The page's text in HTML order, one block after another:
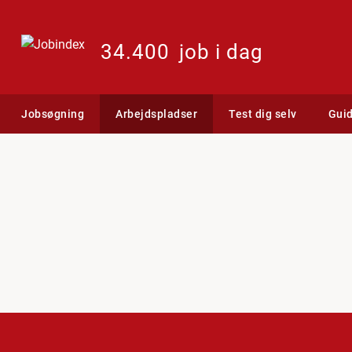
34.400 job i dag
Jobsøgning Arbejdspladser Test dig selv